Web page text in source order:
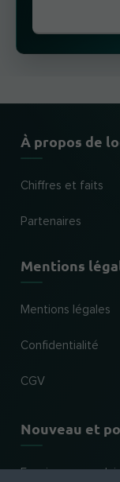
À propos de
Chiffres et faits
Partenaires
Mentions
Mentions légales
Confidentialité
CGV
Nouveau et
Enseignes